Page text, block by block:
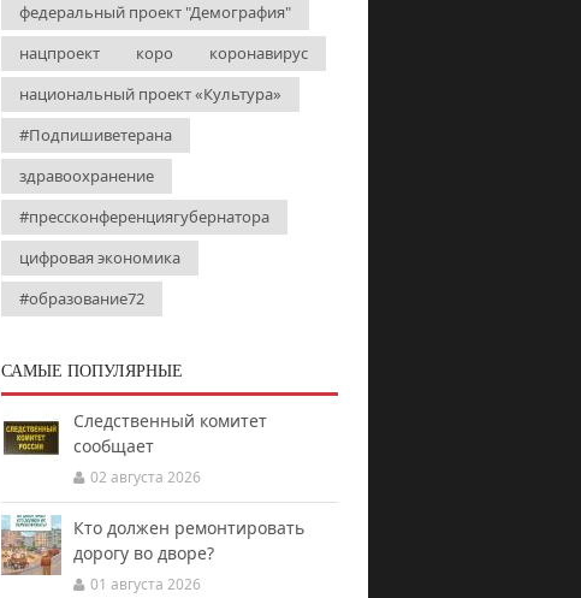
федеральный проект "Демография"
нацпроект
коро
коронавирус
национальный проект «Культура»
#Подпишиветерана
здравоохранение
#прессконференциягубернатора
цифровая экономика
#образование72
САМЫЕ ПОПУЛЯРНЫЕ
Следственный комитет
сообщает
02 августа 2026
Кто должен ремонтировать
дорогу во дворе?
01 августа 2026